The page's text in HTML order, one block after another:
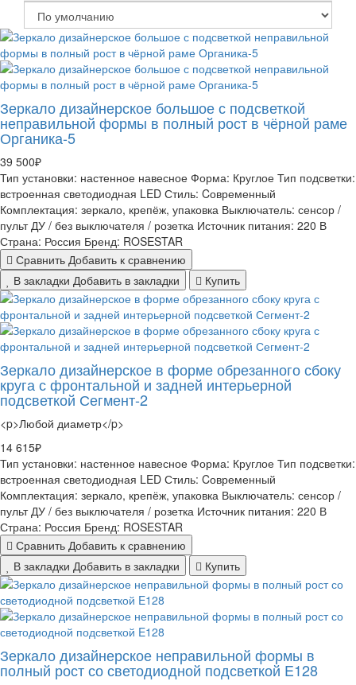
Зеркало дизайнерское большое с подсветкой
неправильной формы в полный рост в чёрной раме
Органика-5
39 500₽
Тип установки: настенное навесное Форма: Круглое Тип подсветки:
встроенная светодиодная LED Стиль: Cовременный
Комплектация: зеркало, крепёж, упаковка Выключатель: сенсор /
пульт ДУ / без выключателя / розетка Источник питания: 220 В
Страна: Россия Бренд: ROSESTAR
Сравнить Добавить к сравнению
В закладки Добавить в закладки Купить
Зеркало дизайнерское в форме обрезанного сбоку
круга с фронтальной и задней интерьерной
подсветкой Сегмент-2
<p>Любой диаметр</p>
14 615₽
Тип установки: настенное навесное Форма: Круглое Тип подсветки:
встроенная светодиодная LED Стиль: Cовременный
Комплектация: зеркало, крепёж, упаковка Выключатель: сенсор /
пульт ДУ / без выключателя / розетка Источник питания: 220 В
Страна: Россия Бренд: ROSESTAR
Сравнить Добавить к сравнению
В закладки Добавить в закладки Купить
Зеркало дизайнерское неправильной формы в
полный рост со светодиодной подсветкой E128